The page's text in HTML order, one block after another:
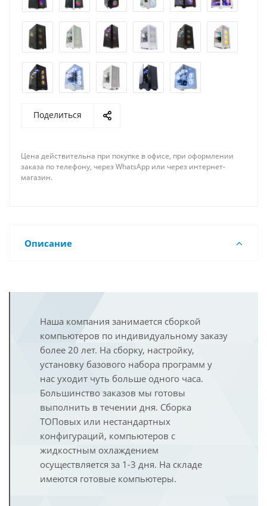
Поделиться
Цена действительна при покупке в офисе, при оформлении
заказа по телефону, через WhatsApp или через интернет-
магазин.
Описание
Наша компания занимается сборкой
компьютеров по индивидуальному заказу
более 20 лет. На сборку, настройку,
установку базового набора программ у
нас уходит чуть больше одного часа.
Большинство заказов мы готовы
выполнить в течении дня. Сборка
ТОПовых или нестандартных
конфигураций, компьютеров с
жидкостным охлаждением
осуществляется за 1-3 дня. На складе
имеются готовые компьютеры.